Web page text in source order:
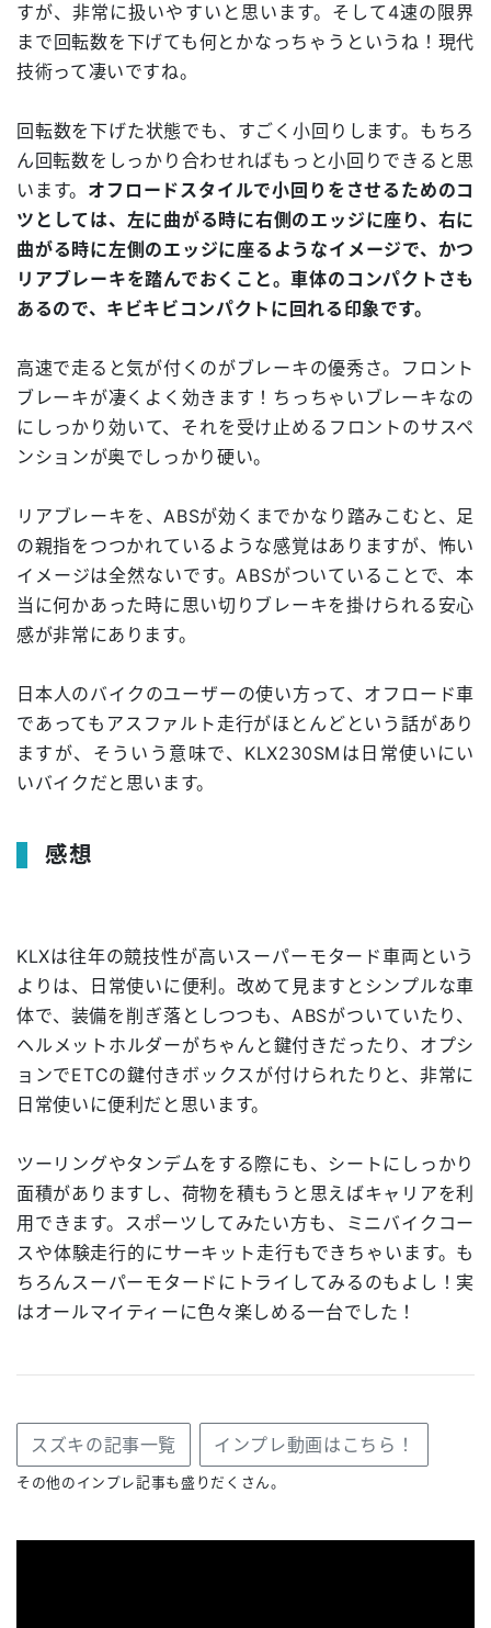
すが、非常に扱いやすいと思います。そして4速の限界
まで回転数を下げても何とかなっちゃうというね！現代
技術って凄いですね。
回転数を下げた状態でも、すごく小回りします。もちろ
ん回転数をしっかり合わせればもっと小回りできると思
います。 オフロードスタイルで小回りをさせるためのコ
ツとしては、左に曲がる時に右側のエッジに座り、右に
曲がる時に左側のエッジに座るようなイメージで、かつ
リアブレーキを踏んでおくこと。車体のコンパクトさも
あるので、キビキビコンパクトに回れる印象です。
高速で走ると気が付くのがブレーキの優秀さ。フロント
ブレーキが凄くよく効きます！ちっちゃいブレーキなの
にしっかり効いて、それを受け止めるフロントのサスペ
ンションが奥でしっかり硬い。
リアブレーキを、ABSが効くまでかなり踏みこむと、足
の親指をつつかれているような感覚はありますが、怖い
イメージは全然ないです。ABSがついていることで、本
当に何かあった時に思い切りブレーキを掛けられる安心
感が非常にあります。
日本人のバイクのユーザーの使い方って、オフロード車
であってもアスファルト走行がほとんどという話があり
ますが、そういう意味で、KLX230SMは日常使いにい
いバイクだと思います。
感想
KLXは往年の競技性が高いスーパーモタード車両という
よりは、日常使いに便利。改めて見ますとシンプルな車
体で、装備を削ぎ落としつつも、ABSがついていたり、
ヘルメットホルダーがちゃんと鍵付きだったり、オプシ
ョンでETCの鍵付きボックスが付けられたりと、非常に
日常使いに便利だと思います。
ツーリングやタンデムをする際にも、シートにしっかり
面積がありますし、荷物を積もうと思えばキャリアを利
用できます。スポーツしてみたい方も、ミニバイクコー
スや体験走行的にサーキット走行もできちゃいます。も
ちろんスーパーモタードにトライしてみるのもよし！実
はオールマイティーに色々楽しめる一台でした！
スズキの記事一覧 インプレ動画はこちら！
その他のインプレ記事も盛りだくさん。